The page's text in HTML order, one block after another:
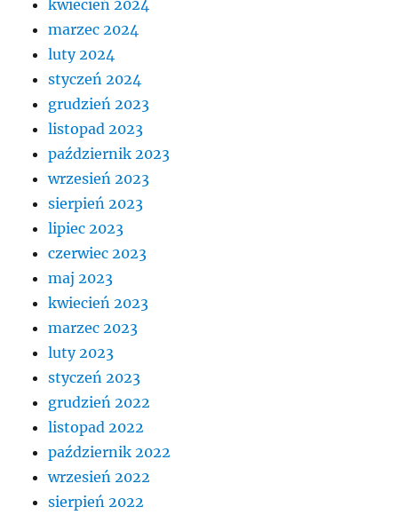
kwiecień 2024
marzec 2024
luty 2024
styczeń 2024
grudzień 2023
listopad 2023
październik 2023
wrzesień 2023
sierpień 2023
lipiec 2023
czerwiec 2023
maj 2023
kwiecień 2023
marzec 2023
luty 2023
styczeń 2023
grudzień 2022
listopad 2022
październik 2022
wrzesień 2022
sierpień 2022